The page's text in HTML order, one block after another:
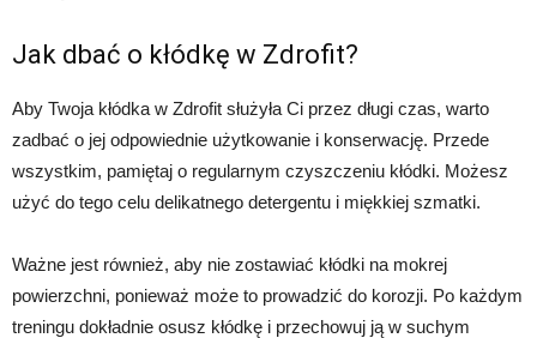
Jak dbać o kłódkę w Zdrofit?
Aby Twoja kłódka w Zdrofit służyła Ci przez długi czas, warto
zadbać o jej odpowiednie użytkowanie i konserwację. Przede
wszystkim, pamiętaj o regularnym czyszczeniu kłódki. Możesz
użyć do tego celu delikatnego detergentu i miękkiej szmatki.
Ważne jest również, aby nie zostawiać kłódki na mokrej
powierzchni, ponieważ może to prowadzić do korozji. Po każdym
treningu dokładnie osusz kłódkę i przechowuj ją w suchym